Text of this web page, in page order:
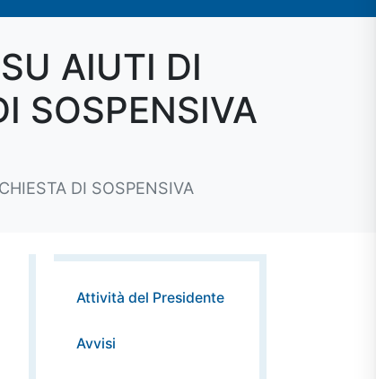
AIUTI DI
SOSPENSIVA
DI SOSPENSIVA
Attività del Presidente
Avvisi